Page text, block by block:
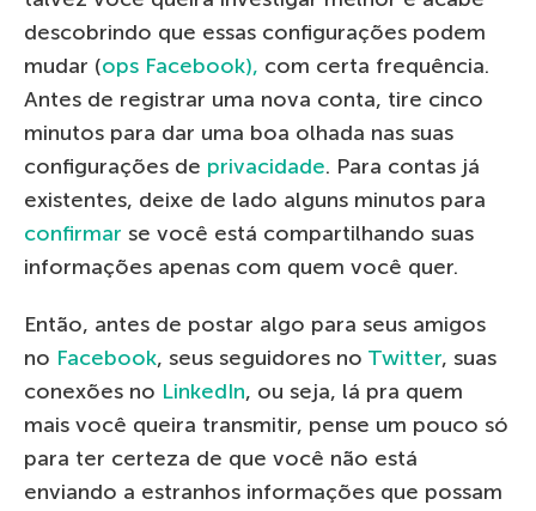
descobrindo que essas configurações podem
mudar (ops Facebook), com certa frequência.
Antes de registrar uma nova conta, tire cinco
minutos para dar uma boa olhada nas suas
configurações de privacidade. Para contas já
existentes, deixe de lado alguns minutos para
confirmar se você está compartilhando suas
informações apenas com quem você quer.
Então, antes de postar algo para seus amigos
no Facebook, seus seguidores no Twitter, suas
conexões no LinkedIn, ou seja, lá pra quem
mais você queira transmitir, pense um pouco só
para ter certeza de que você não está
enviando a estranhos informações que possam